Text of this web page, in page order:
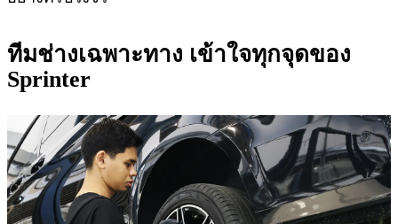
ทีมช่างเฉพาะทาง เข้าใจทุกจุดของ
Sprinter